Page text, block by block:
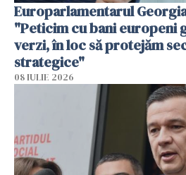
Europarlamentarul
"Peticim cu bani europeni
verzi, în loc să protejăm
strategice"
08 IULIE 2026